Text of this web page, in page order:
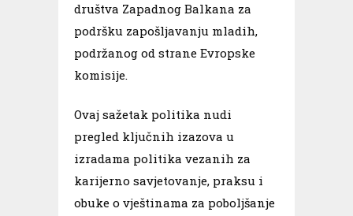
društva Zapadnog Balkana za
podršku zapošljavanju mladih,
podržanog od strane Evropske
komisije.
Ovaj sažetak politika nudi
pregled ključnih izazova u
izradama politika vezanih za
karijerno savjetovanje, praksu i
obuke o vještinama za poboljšanje